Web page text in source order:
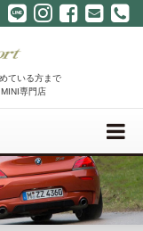
ている方まで
専門店